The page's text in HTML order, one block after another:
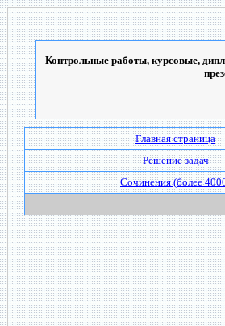
Контрольные работы, курсовые,
Главная страница
Решение задач
Сочинения (более